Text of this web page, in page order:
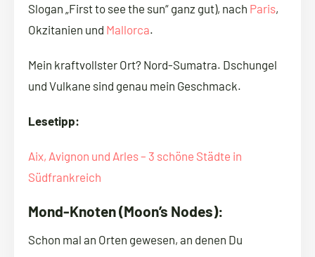
Slogan „First to see the sun“ ganz gut), nach Paris,
Okzitanien und Mallorca.
Mein kraftvollster Ort? Nord-Sumatra. Dschungel
und Vulkane sind genau mein Geschmack.
Lesetipp:
Aix, Avignon und Arles – 3 schöne Städte in
Südfrankreich
Mond-Knoten (Moon’s Nodes):
Schon mal an Orten gewesen, an denen Du